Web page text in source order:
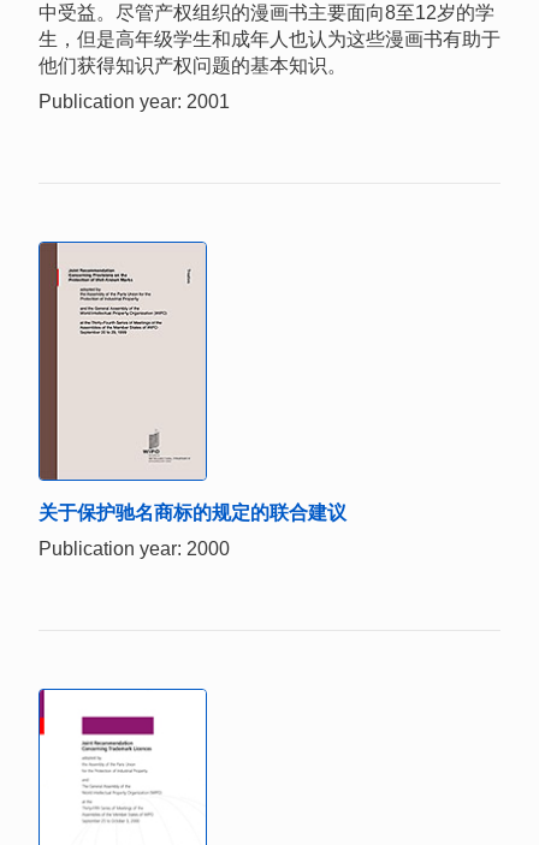
中受益。尽管产权组织的漫画书主要面向8至12岁的学
生，但是高年级学生和成年人也认为这些漫画书有助于
他们获得知识产权问题的基本知识。
Publication year: 2001
关于保护驰名商标的规定的联合建议
Publication year: 2000